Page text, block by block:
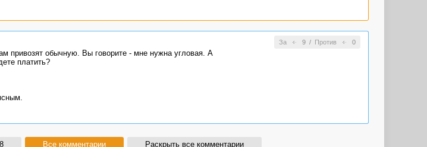
За 9/ Против 0
привозят обычную. Вы говорите - мне нужна угловая. А
платить?
Все комментарии Раскрыть все комментарии